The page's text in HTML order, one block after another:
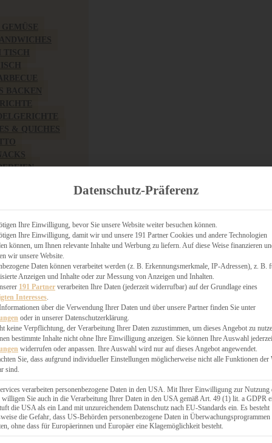
CHUTNEYS
Suche
Datenschutz-Präferenz
Ihre Einwilligung, bevor Sie unsere Website weiter besuchen können.
Ihre Einwilligung, damit wir und unsere 191 Partner Cookies und andere Technologien
können, um Ihnen relevante Inhalte und Werbung zu liefern. Auf diese Weise finanzieren
wir unsere Website.
Daten können verarbeitet werden (z. B. Erkennungsmerkmale, IP-Adressen), z. B.
Anzeigen und Inhalte oder zur Messung von Anzeigen und Inhalten.
191 Partner verarbeiten Ihre Daten (jederzeit widerrufbar) auf der Grundlage eines
Interesses
über die Verwendung Ihrer Daten und über unsere Partner finden Sie unter
oder in unserer Datenschutzerklärung.
keine Verpflichtung, der Verarbeitung Ihrer Daten zuzustimmen, um dieses Angebot zu
bestimmte Inhalte nicht ohne Ihre Einwilligung anzeigen. Sie können Ihre Auswahl
widerrufen oder anpassen. Ihre Auswahl wird nur auf dieses Angebot angewendet.
Sie, dass aufgrund individueller Einstellungen möglicherweise nicht alle Funktionen der
sind.
verarbeiten personenbezogene Daten in den USA. Mit Ihrer Einwilligung zur Nutzung
willigen Sie auch in die Verarbeitung Ihrer Daten in den USA gemäß Art. 49 (1) lit. a GDPR
die USA als ein Land mit unzureichendem Datenschutz nach EU-Standards ein. Es besteht
die Gefahr, dass US-Behörden personenbezogene Daten in Überwachungsprogrammen
ohne dass für Europäerinnen und Europäer eine Klagemöglichkeit besteht.